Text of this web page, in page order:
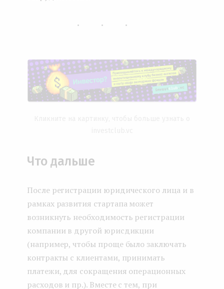
...
Что дальше
После регистрации юридического лица и в
рамках развития стартапа может
возникнуть необходимость регистрации
компании в другой юрисдикции
(например, чтобы проще было заключать
контракты с клиентами, принимать
платежи, для сокращения операционных
расходов и пр.). Вместе с тем, при